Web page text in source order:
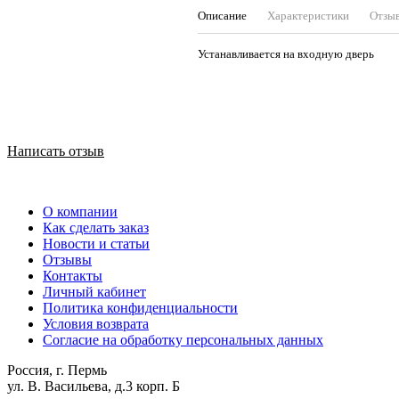
Описание Характеристики
Устанавливается на входную дверь
Написать отзыв
О компании
Как сделать заказ
Новости и статьи
Отзывы
Контакты
Личный кабинет
Политика конфиденциальности
Условия возврата
Согласие на обработку персональных данных
Россия, г. Пермь
ул. В. Васильева, д.3 корп. Б